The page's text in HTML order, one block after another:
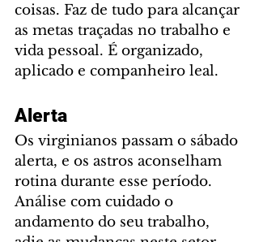
coisas. Faz de tudo para alcançar
as metas traçadas no trabalho e
vida pessoal. É organizado,
aplicado e companheiro leal.
Alerta
Os virginianos passam o sábado
alerta, e os astros aconselham
rotina durante esse período.
Análise com cuidado o
andamento do seu trabalho,